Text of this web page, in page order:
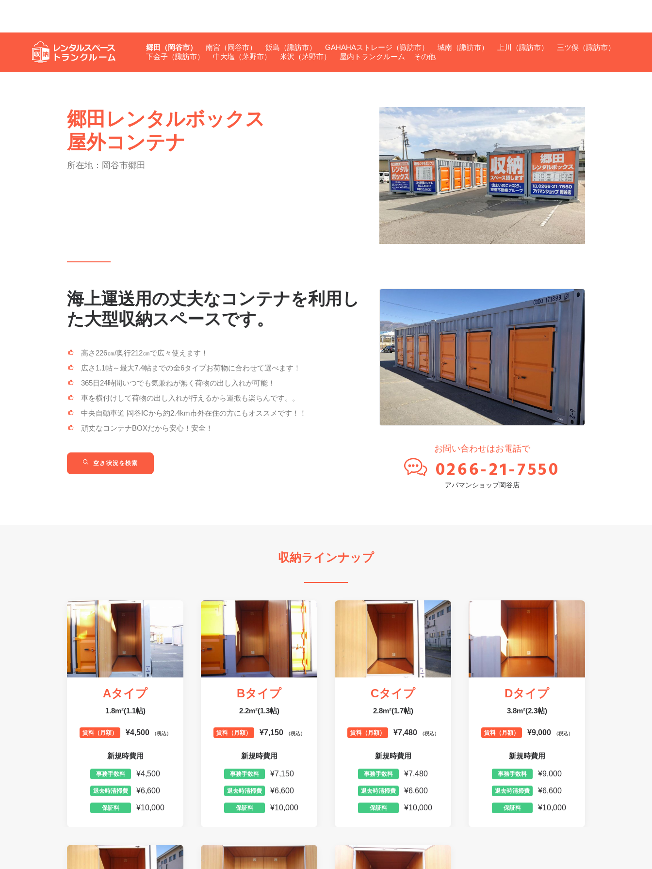
郷田（岡谷市） 南宮（岡谷市） 飯島（諏訪市） GAHAHAストレージ（諏訪市） 城南（諏訪市） 上川（諏訪市）
三ツ俣（諏訪市）
下金子（諏訪市）
中大塩（茅野市） 米沢（茅野市） 屋内トランクルーム その他
郷田レンタルボックス
屋外コンテナ
所在地：岡谷市郷田
海上運送用の丈夫なコンテナを利用し
た大型収納スペースです。
高さ226㎝/奥行212㎝で広々使えます！
広さ1.1帖～最大7.4帖までの全6タイプお荷物に合わせて選べます！
365日24時間いつでも気兼ねが無く荷物の出し入れが可能！
車を横付けして荷物の出し入れが行えるから運搬も楽ちんです。。
中央自動車道 岡谷ICから約2.4km市外在住の方にもオススメです！！
頑丈なコンテナBOXだから安心！安全！
空き状況を検索
お問い合わせはお電話で
0266-21-7550
アパマンショップ岡谷店
収納ラインナップ
Aタイプ
1.8m²(1.1帖)
賃料（月額） ¥4,500 （税込）
新規時費用
事務手数料 ¥4,500
退去時清掃費 ¥6,600
保証料 ¥10,000
Bタイプ
2.2m²(1.3帖)
賃料（月額） ¥7,150 （税込）
新規時費用
事務手数料 ¥7,150
退去時清掃費 ¥6,600
保証料 ¥10,000
Cタイプ
2.8m²(1.7帖)
賃料（月額） ¥7,480 （税込）
新規時費用
事務手数料 ¥7,480
退去時清掃費 ¥6,600
保証料 ¥10,000
Dタイプ
3.8m²(2.3帖)
賃料（月額） ¥9,000 （税込）
新規時費用
事務手数料 ¥9,000
退去時清掃費 ¥6,600
保証料 ¥10,000